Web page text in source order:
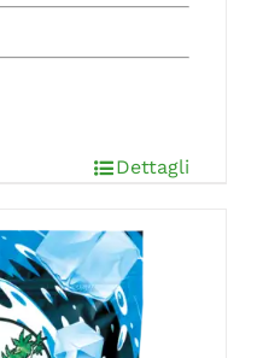
Dettagli